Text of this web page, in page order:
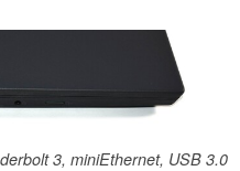
3, miniEthernet, USB 3.0